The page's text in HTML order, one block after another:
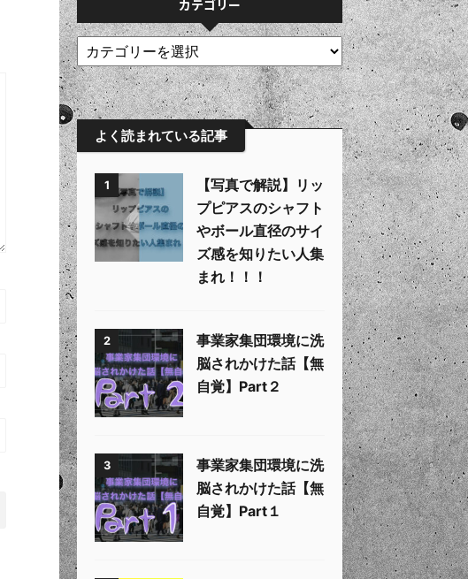
カテゴリー
よく読まれている記事
1
【写真で解説】リッ
プピアスのシャフト
やボール直径のサイ
ズ感を知りたい人集
まれ！！！
2
事業家集団環境に洗
脳されかけた話【無
自覚】Part２
3
事業家集団環境に洗
脳されかけた話【無
自覚】Part１